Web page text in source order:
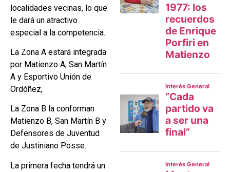
localidades vecinas, lo que
le dará un atractivo
especial a la competencia.
La Zona A estará integrada
por Matienzo A, San Martín
A y Esportivo Unión de
Ordóñez,
La Zona B la conforman
Matienzo B, San Martín B y
Defensores de Juventud
de Justiniano Posse.
La primera fecha tendrá un